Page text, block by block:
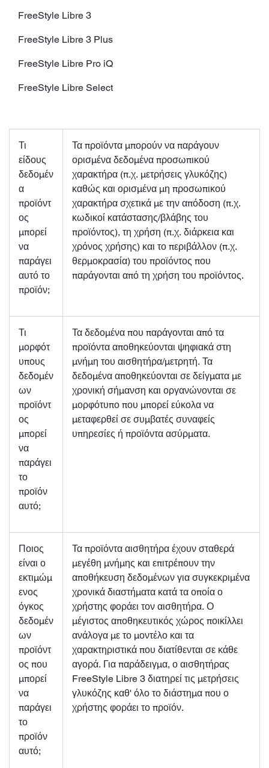
FreeStyle Libre 3
FreeStyle Libre 3 Plus
FreeStyle Libre Pro iQ
FreeStyle Libre Select
Τι
είδους
δεδομέν
α
προϊόντ
ος
μπορεί
να
παράγει
αυτό το
προϊόν;
Τα προϊόντα μπορούν να παράγουν
ορισμένα δεδομένα προσωπικού
χαρακτήρα (π.χ. μετρήσεις γλυκόζης)
καθώς και ορισμένα μη προσωπικού
χαρακτήρα σχετικά με την απόδοση (π.χ.
κωδικοί κατάστασης/βλάβης του
προϊόντος), τη χρήση (π.χ. διάρκεια και
χρόνος χρήσης) και το περιβάλλον (π.χ.
θερμοκρασία) του προϊόντος που
παράγονται από τη χρήση του προϊόντος.
Τι
μορφότ
υπους
δεδομέν
ων
προϊόντ
ος
μπορεί
να
παράγει
το
προϊόν
αυτό;
Τα δεδομένα που παράγονται από τα
προϊόντα αποθηκεύονται ψηφιακά στη
μνήμη του αισθητήρα/μετρητή. Τα
δεδομένα αποθηκεύονται σε δείγματα με
χρονική σήμανση και οργανώνονται σε
μορφότυπο που μπορεί εύκολα να
μεταφερθεί σε συμβατές συναφείς
υπηρεσίες ή προϊόντα ασύρματα.
Ποιος
είναι ο
εκτιμώμ
ενος
όγκος
δεδομέν
ων
προϊόντ
ος που
μπορεί
να
παράγει
το
προϊόν
αυτό;
Τα προϊόντα αισθητήρα έχουν σταθερά
μεγέθη μνήμης και επιτρέπουν την
αποθήκευση δεδομένων για συγκεκριμένα
χρονικά διαστήματα κατά τα οποία ο
χρήστης φοράει τον αισθητήρα. Ο
μέγιστος αποθηκευτικός χώρος ποικίλλει
ανάλογα με το μοντέλο και τα
χαρακτηριστικά που διατίθενται σε κάθε
αγορά. Για παράδειγμα, ο αισθητήρας
FreeStyle Libre 3 διατηρεί τις μετρήσεις
γλυκόζης καθ' όλο το διάστημα που ο
χρήστης φοράει το προϊόν.